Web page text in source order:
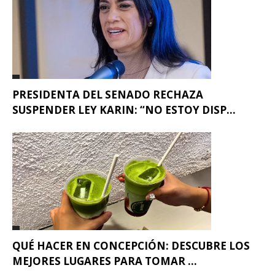
PRESIDENTA DEL SENADO RECHAZA
SUSPENDER LEY KARIN: “NO ESTOY DISP...
QUÉ HACER EN CONCEPCIÓN: DESCUBRE LOS
MEJORES LUGARES PARA TOMAR ...